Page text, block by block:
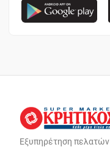
Εξυπηρέτηση πελατών